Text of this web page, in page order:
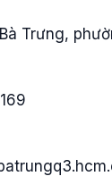
Trưng,